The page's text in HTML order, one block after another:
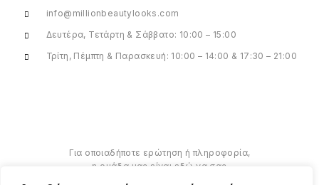
info@millionbeautylooks.com
Δευτέρα, Τετάρτη & Σάββατο: 10:00 – 15:00
Τρίτη, Πέμπτη & Παρασκευή: 10:00 – 14:00 & 17:30 – 21:00
Για οποιαδήποτε ερώτηση ή πληροφορία,
η ομάδα μας είναι εδώ να σας